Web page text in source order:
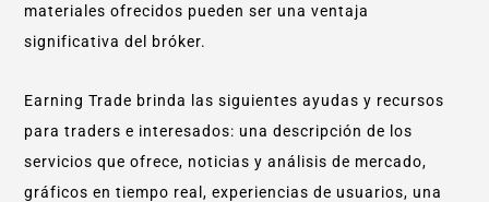
materiales ofrecidos pueden ser una ventaja
significativa del bróker.
Earning Trade brinda las siguientes ayudas y recursos
para traders e interesados: una descripción de los
servicios que ofrece, noticias y análisis de mercado,
gráficos en tiempo real, experiencias de usuarios, una